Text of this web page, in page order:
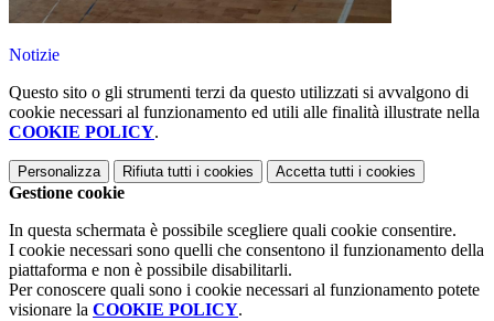
Notizie
Questo sito o gli strumenti terzi da questo utilizzati si avvalgono di
cookie necessari al funzionamento ed utili alle finalità illustrate nella
COOKIE POLICY.
Personalizza Rifiuta tutti i cookies Accetta tutti i cookies
Gestione cookie
In questa schermata è possibile scegliere quali cookie consentire.
I cookie necessari sono quelli che consentono il funzionamento della
piattaforma e non è possibile disabilitarli.
Per conoscere quali sono i cookie necessari al funzionamento potete
visionare la COOKIE POLICY.